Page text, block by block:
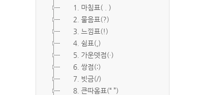
1. 마침표( . )
2. 물음표(?)
3. 느낌표(!)
4. 쉼표(,)
5. 가운뎃점(·)
6. 쌍점(:)
7. 빗금(/)
8. 큰따옴표(“ ”)